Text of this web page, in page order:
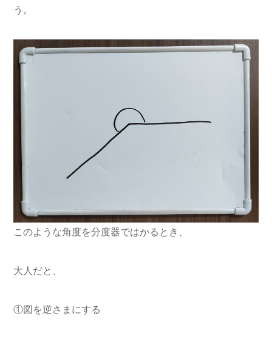
う。
このような角度を分度器ではかるとき、
大人だと、
①図を逆さまにする